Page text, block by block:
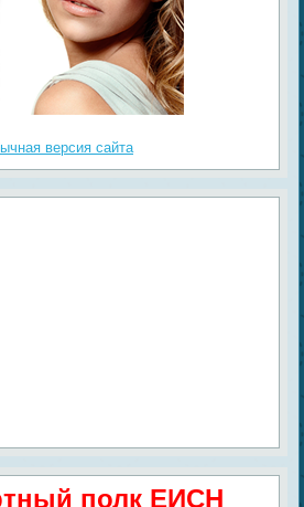
версия сайта
полк ЕИСН